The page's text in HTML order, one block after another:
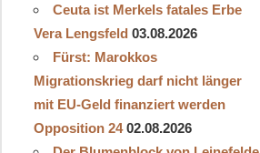
Ceuta ist Merkels fatales Erbe
Vera Lengsfeld 03.08.2026
Fürst: Marokkos
Migrationskrieg darf nicht länger
mit EU-Geld finanziert werden
Opposition 24 02.08.2026